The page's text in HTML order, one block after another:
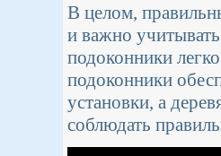
В целом,
и важно
подоконники
подоконники
установки, а
соблюдать